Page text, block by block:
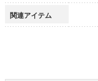
関連アイテム